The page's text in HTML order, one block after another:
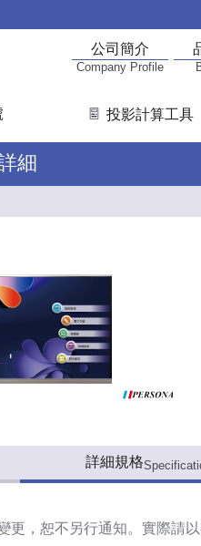
公司簡介
Company Profile
投影計算工具
細
詳細規格
更，恕不另行通知。實際請